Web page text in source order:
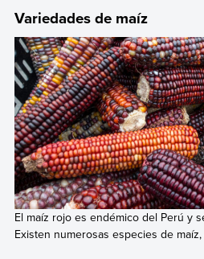
Variedades de maíz
El maíz rojo es endémico del Perú y
Existen numerosas especies de